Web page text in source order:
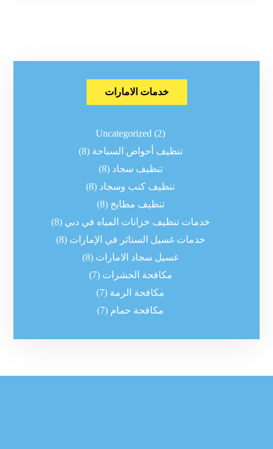
خدمات الامارات
Uncategorized (2)
تنظيف أحواض السباحة (8)
تنظيف سجاد (8)
تنظيف كنب وسجاد (8)
تنظيف مطابخ (8)
خدمات تنظيف خزانات المياه في دبي (8)
خدمات غسيل الستائر في الإمارات (8)
غسيل سجاد الامارات (8)
مكافحة الحشرات (7)
مكافحة الرمة (7)
مكافحة حمام (7)